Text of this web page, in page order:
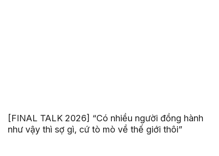
[FINAL TALK 2026] “Có nhiều người đồng hành
như vậy thì sợ gì, cứ tò mò về thế giới thôi”